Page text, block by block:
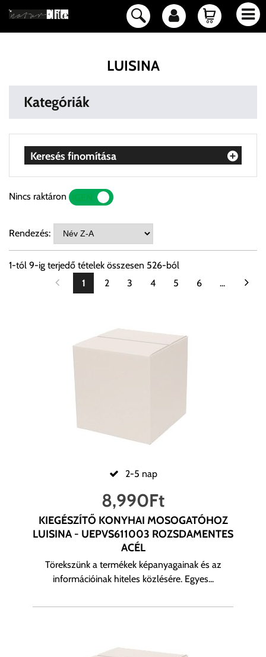
LUISINA
Kategóriák
Keresés finomítása
Nincs raktáron IGEN
Rendezés:
1-tól 9-ig terjedő tételek összesen 526-ból
1
2 3 4 5 6 ...
2-5 nap
8,990Ft
KIEGÉSZÍTŐ KONYHAI MOSOGATÓHOZ
LUISINA - UEPVS611003 ROZSDAMENTES
ACÉL
Törekszünk a termékek képanyagainak és az
információinak hiteles közlésére. Egyes...